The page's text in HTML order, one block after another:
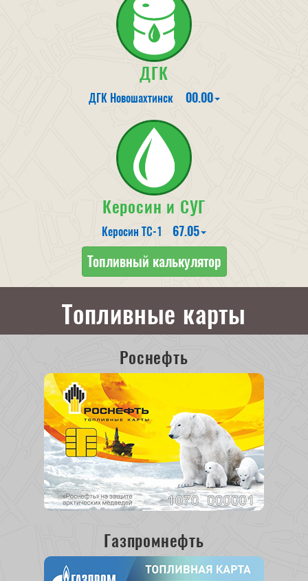
ДГК
ДГК Новошахтинск 00.00
Керосин и СУГ
Керосин ТС-1 67.05
Топливный калькулятор
Топливные карты
Роснефть
Газпромнефть